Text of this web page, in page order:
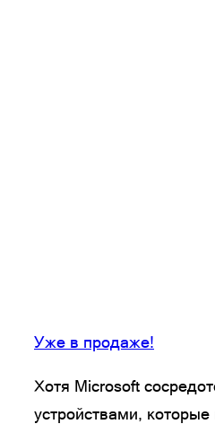
Уже в продаже!
Хотя Microsoft
устройствами,